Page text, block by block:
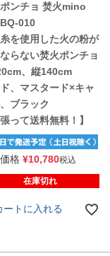
ンチョ 焚火mino
010
を使用した火の粉が
らない焚火ポンチョ
、縦140cm
、マスタード×キャ
ブラック
張って送料無料！】
格 ¥10,780税込
在庫切れ
ートに入れる